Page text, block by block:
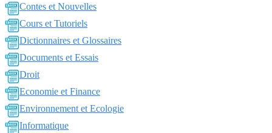
Contes et Nouvelles
Cours et Tutoriels
Dictionnaires et Glossaires
Documents et Essais
Droit
Economie et Finance
Environnement et Ecologie
Informatique